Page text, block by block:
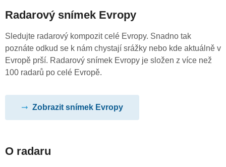
Radarový snímek Evropy
Sledujte radarový kompozit celé Evropy. Snadno tak
poznáte odkud se k nám chystají srážky nebo kde aktuálně v
Evropě prší. Radarový snímek Evropy je složen z více než
100 radarů po celé Evropě.
Zobrazit snímek Evropy
O radaru